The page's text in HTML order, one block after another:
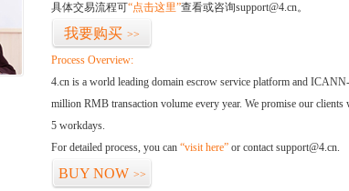
具体交易流程可“点击这里”查看或咨询support@4.cn。
我要购买 >>
Process Overview:
4.cn is a world leading domain escrow service platform and
million RMB transaction volume every year. We promise our
5 workdays.
For detailed process, you can “visit here” or contact support@4.cn.
BUY NOW >>